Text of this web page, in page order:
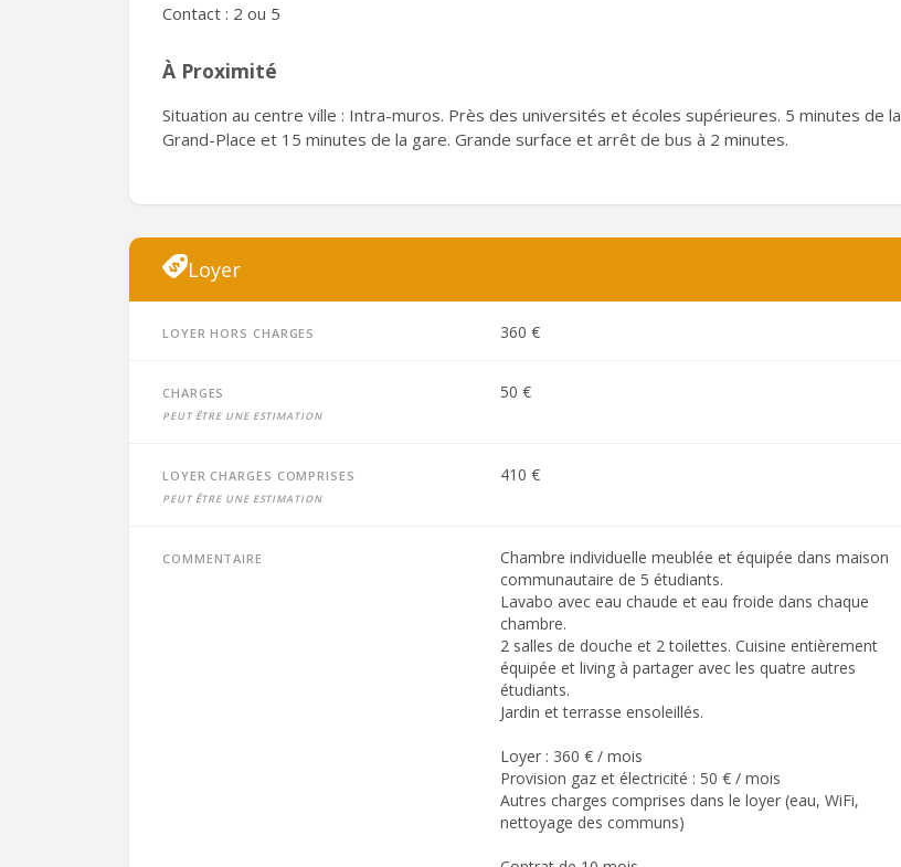
Contact : 2 ou 5
À Proximité
Situation au centre ville : Intra-muros. Près des universités et écoles supérieures. 5 minutes de la
Grand-Place et 15 minutes de la gare. Grande surface et arrêt de bus à 2 minutes.
Loyer
Loyer hors charges 360 €
Charges
peut être une estimation
50 €
Loyer charges comprises
peut être une estimation
410 €
Commentaire
Chambre individuelle meublée et équipée dans maison
communautaire de 5 étudiants.
Lavabo avec eau chaude et eau froide dans chaque
chambre.
2 salles de douche et 2 toilettes. Cuisine entièrement
équipée et living à partager avec les quatre autres
étudiants.
Jardin et terrasse ensoleillés.
Loyer : 360 € / mois
Provision gaz et électricité : 50 € / mois
Autres charges comprises dans le loyer (eau, WiFi,
nettoyage des communs)